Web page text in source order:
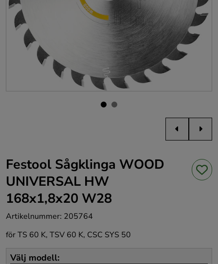
Festool Sågklinga WOOD
UNIVERSAL HW
168x1,8x20 W28
Artikelnummer: 205764
för TS 60 K, TSV 60 K, CSC SYS 50
Välj modell: